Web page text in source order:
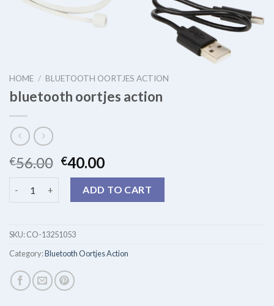
HOME / BLUETOOTH OORTJES ACTION
bluetooth oortjes action
€56.00 €40.00
bluetooth oortjes action quantity
ADD TO CART
SKU:CO-13251053
Category:Bluetooth Oortjes Action